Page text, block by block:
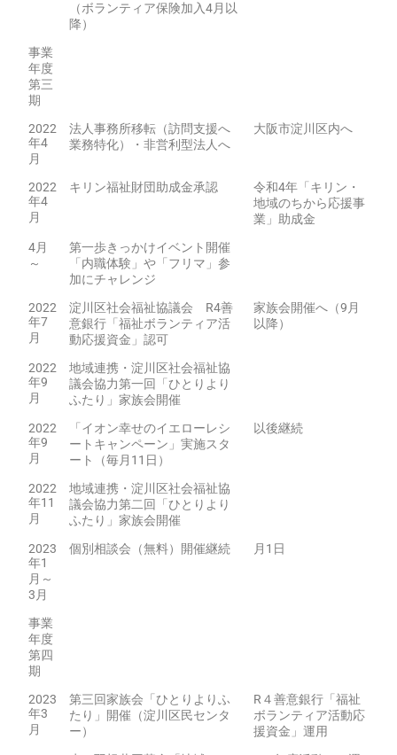
（ボランティア保険加入4月以
降）
事業
年度
第三
期
2022
年4
月
法人事務所移転（訪問支援へ
業務特化）・非営利型法人へ
大阪市淀川区内へ
2022
年4
月
キリン福祉財団助成金承認
令和4年「キリン・
地域のちから応援事
業」助成金
4月
～
第一歩きっかけイベント開催
「内職体験」や「フリマ」参
加にチャレンジ
2022
年7
月
淀川区社会福祉協議会 R4善
意銀行「福祉ボランティア活
動応援資金」認可
家族会開催へ（9月
以降）
2022
年9
月
地域連携・淀川区社会福祉協
議会協力第一回「ひとりより
ふたり」家族会開催
2022
年9
月
「イオン幸せのイエローレシ
ートキャンペーン」実施スタ
ート（毎月11日）
以後継続
2022
年11
月
地域連携・淀川区社会福祉協
議会協力第二回「ひとりより
ふたり」家族会開催
2023
年1
月～
3月
個別相談会（無料）開催継続 月1日
事業
年度
第四
期
2023
年3
月
第三回家族会「ひとりよりふ
たり」開催（淀川区民センタ
ー）
R４善意銀行「福祉
ボランティア活動応
援資金」運用